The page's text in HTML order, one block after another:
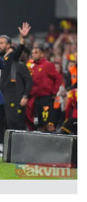
uyarınca
ve sitemizde
ilgili bilgi